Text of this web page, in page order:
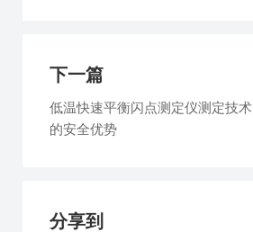
下一篇
低温快速平衡闪点测定仪测定技术
的安全优势
分享到